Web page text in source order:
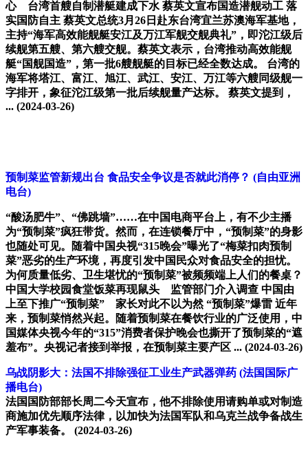
心 台湾首艘自制潜艇建成下水 蔡英文宣布国造潜舰动工 落
实国防自主 蔡英文总统3月26日赴东台湾宜兰苏澳海军基地，
主持“海军高效能舰艇安江及万江军舰交舰典礼”，即沱江级后
续舰第五艘、第六艘交舰。蔡英文表示，台湾推动高效能舰
艇“国舰国造”，第一批6艘舰艇的目标已经全数达成。 台湾的
海军将塔江、富江、旭江、武江、安江、万江等六艘同级舰一
字排开，象征沱江级第一批后续舰量产达标。 蔡英文提到，
... (2024-03-26)
预制菜监管新规出台 食品安全争议是否就此消停？ (自由亚洲
电台)
“酸汤肥牛”、“佛跳墙”……在中国电商平台上，有不少主播
为“预制菜”疯狂带货。然而，在连锁餐厅中，“预制菜”的身影
也随处可见。随着中国央视“315晚会”曝光了“梅菜扣肉预制
菜”恶劣的生产环境，再度引发中国民众对食品安全的担忧。
为何质量低劣、卫生堪忧的“预制菜”被频频端上人们的餐桌？
中国大学校园食堂饭菜再现鼠头 监管部门介入调查 中国由
上至下推广“预制菜” 家长对此不以为然 “预制菜”爆雷 近年
来，预制菜悄然兴起。随着预制菜在餐饮行业的广泛使用，中
国媒体央视今年的“315”消费者保护晚会也撕开了预制菜的“遮
羞布”。央视记者接到举报，在预制菜主要产区 ... (2024-03-26)
乌战阴影大：法国不排除强征工业生产武器弹药 (法国国际广
播电台)
法国国防部部长周二今天宣布，他不排除使用请购单或对制造
商施加优先顺序法律，以加快为法国军队和乌克兰战争备战生
产军事装备。 (2024-03-26)